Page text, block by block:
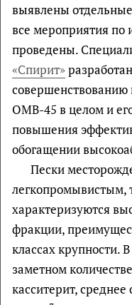
выявлены
все мероприятия
проведены.
«Спирит»
совершенствованию
ОМВ-45 в целом и
повышения
обогащении
Пески
легкопромывистым,
характеризуются
фракции,
классах крупности.
заметном
касситерит,